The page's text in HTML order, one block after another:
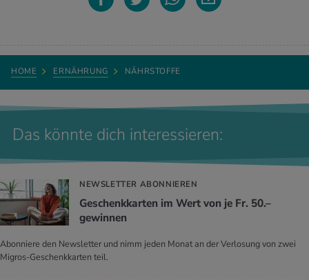
HOME ERNÄHRUNG NÄHRSTOFFE
Das könnte dich interessieren:
NEWSLETTER ABONNIEREN
Geschenkkarten im Wert von je Fr. 50.–
gewinnen
Abonniere den Newsletter und nimm jeden Monat an der Verlosung von zwei
Migros-Geschenkkarten teil.